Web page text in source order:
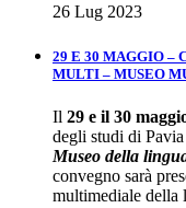
26 Lug 2023
29 E 30 MAGGIO –
MULTI – MUSEO
Il 29 e il 30
degli studi di
Museo della
convegno sarà
multimediale della